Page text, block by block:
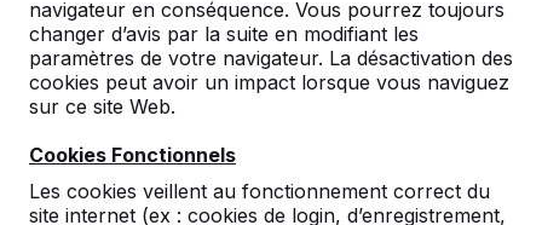
navigateur en conséquence. Vous pourrez toujours
changer d’avis par la suite en modifiant les
paramètres de votre navigateur. La désactivation des
cookies peut avoir un impact lorsque vous naviguez
sur ce site Web.
Cookies Fonctionnels
Les cookies veillent au fonctionnement correct du
site internet (ex : cookies de login, d’enregistrement,